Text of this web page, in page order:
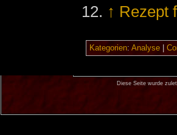
↑ Rezept
Kategorien: Analyse|
Diese Seite wurde